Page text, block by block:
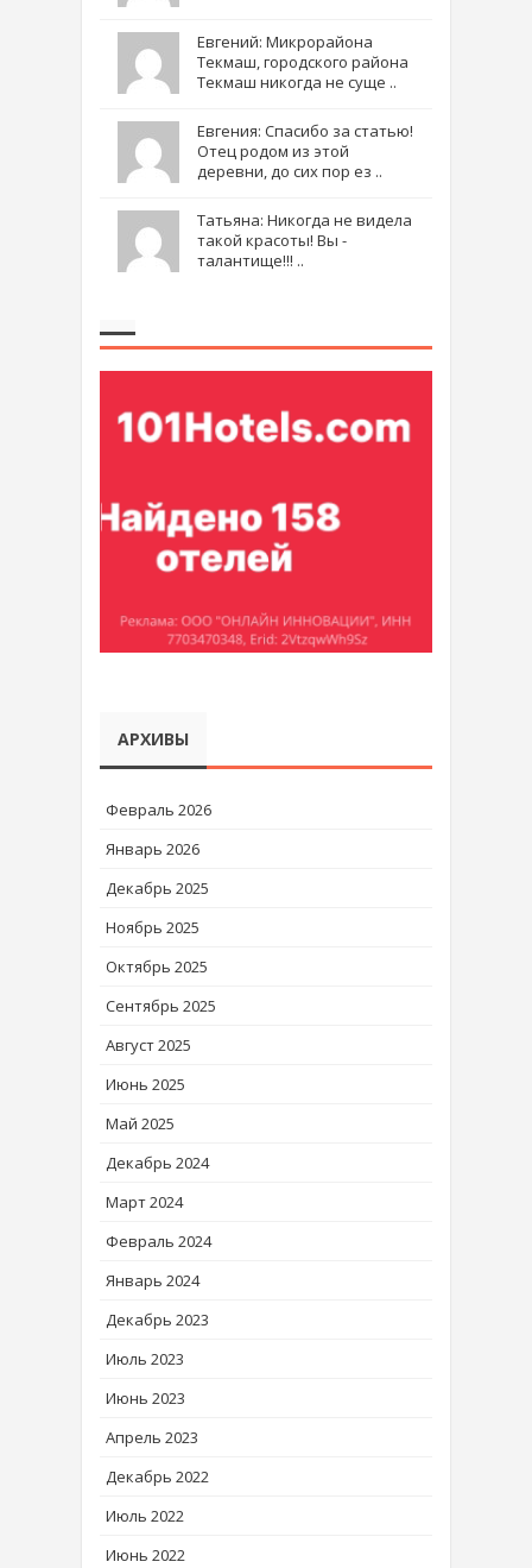
Евгений: Микрорайона
Текмаш, городского района
Текмаш никогда не суще ..
Евгения: Спасибо за статью!
Отец родом из этой
деревни, до сих пор ез ..
Татьяна: Никогда не видела
такой красоты! Вы -
талантище!!! ..
АРХИВЫ
Февраль 2026
Январь 2026
Декабрь 2025
Ноябрь 2025
Октябрь 2025
Сентябрь 2025
Август 2025
Июнь 2025
Май 2025
Декабрь 2024
Март 2024
Февраль 2024
Январь 2024
Декабрь 2023
Июль 2023
Июнь 2023
Апрель 2023
Декабрь 2022
Июль 2022
Июнь 2022